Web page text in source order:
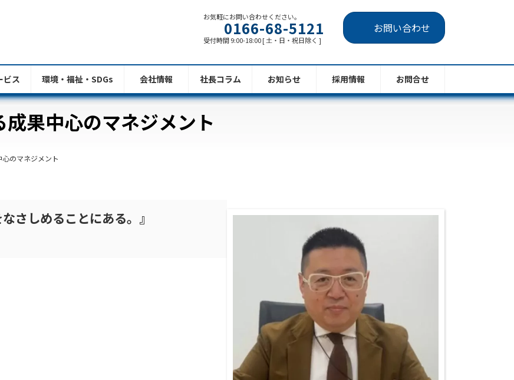
お気軽にお問い合わせください。
0166-68-5121
受付時間 9:00-18:00 [ 土・日・祝日除く ]
お問い合わせ
ビス 環境・福祉・SDGs 会社情報 社長コラム お知らせ 採用情報 お問合せ
果中心のマネジメント
のマネジメント
さしめることにある。』